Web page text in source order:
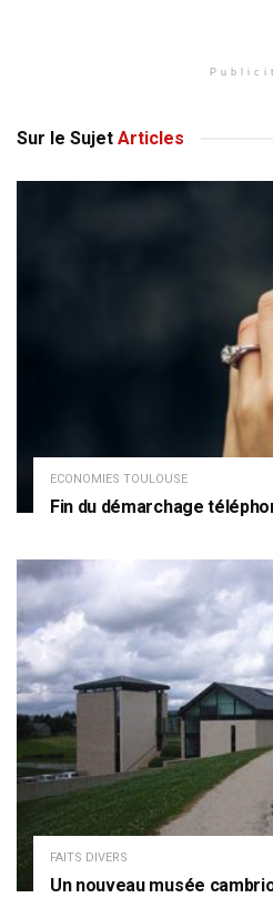
Sur le Sujet Articles
ECONOMIES TOULOUSE
Fin du démarchage
FAITS DIVERS
Un nouveau musée